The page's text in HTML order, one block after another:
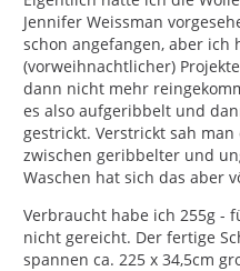
Jennifer Weissman
schon angefangen, aber ich
(vorweihnachtlicher)
dann nicht mehr
es also aufgeribbelt und
gestrickt. Verstrickt sah
zwischen geribbelter und
Waschen hat sich das aber
Verbraucht habe ich 255g -
nicht gereicht. Der fertige
spannen ca. 225 x 34,5cm